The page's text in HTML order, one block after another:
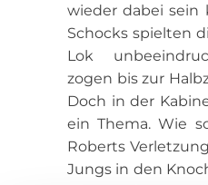
wieder dabei sein
Schocks spielten
Lok
zogen bis zur
Doch in der
ein Thema. Wie
Roberts
Jungs in den